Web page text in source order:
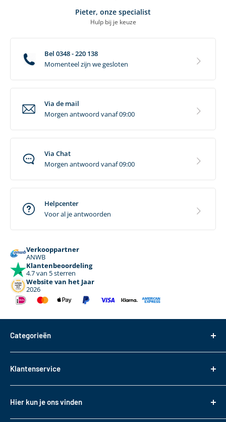
Pieter, onze specialist
Hulp bij je keuze
Bel 0348 - 220 138
Momenteel zijn we gesloten
Via de mail
Morgen antwoord vanaf 09:00
Via Chat
Morgen antwoord vanaf 09:00
Helpcenter
Voor al je antwoorden
Verkooppartner
ANWB
Klantenbeoordeling
4.7 van 5 sterren
Website van het Jaar
2026
Categorieën
Dakdragers
Fietsendragers
Klantenservice
Over ons
Hier kun je ons vinden